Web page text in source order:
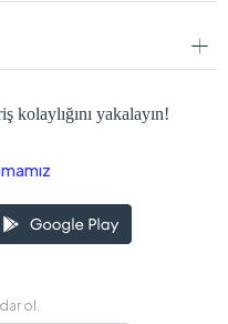
kolaylığını yakalayın!
ol.